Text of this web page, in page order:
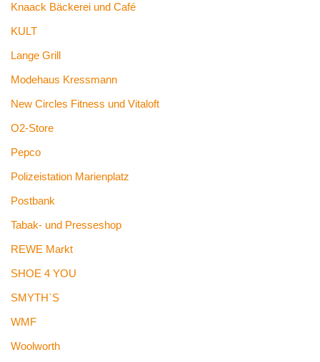
Knaack Bäckerei und Café
KULT
Lange Grill
Modehaus Kressmann
New Circles Fitness und Vitaloft
O2-Store
Pepco
Polizeistation Marienplatz
Postbank
Tabak- und Presseshop
REWE Markt
SHOE 4 YOU
SMYTH`S
WMF
Woolworth